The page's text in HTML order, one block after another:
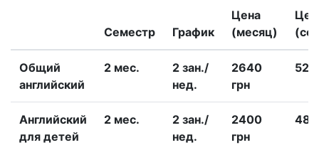
Семестр График
Цена
(месяц)
Общий
английский
2 меc.
2 зан./
нед.
2640
грн
Английский
для детей
2 меc.
2 зан./
нед.
2400
грн